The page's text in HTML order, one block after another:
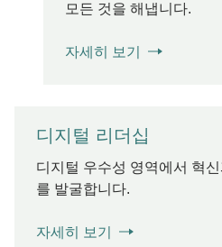
모든 것을 해냅니다.
자세히 보기
디지털 리더십
디지털 우수성 영역에서 혁
를 발굴합니다.
자세히 보기